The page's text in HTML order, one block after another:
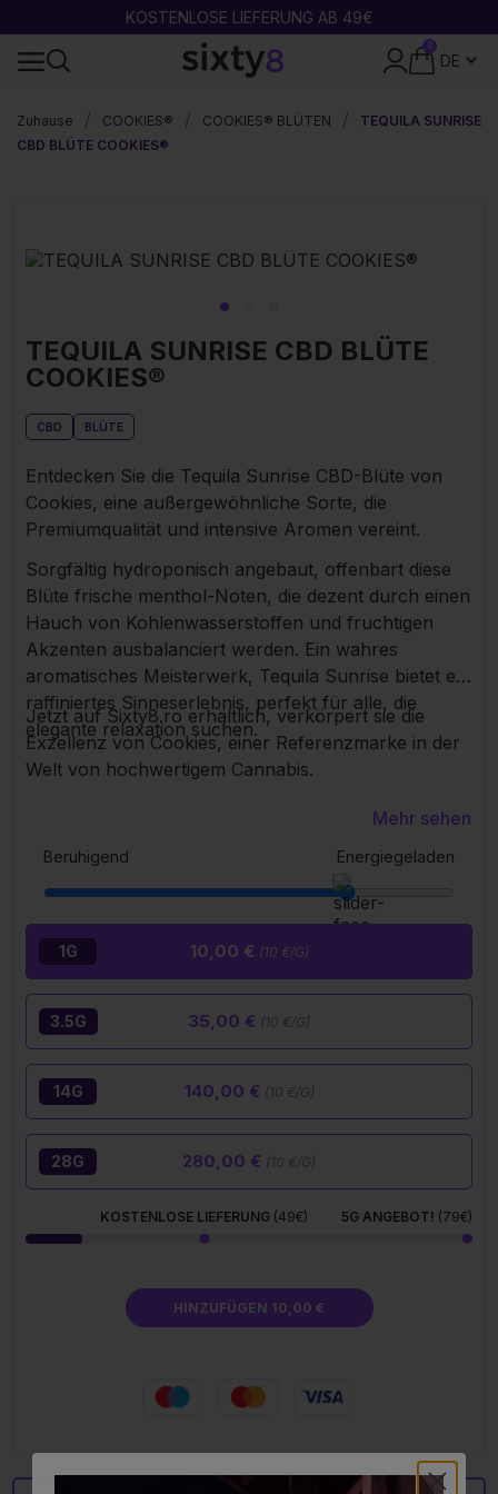
KOSTENLOSE LIEFERUNG AB 49€
0
Zuhause
COOKIES® COOKIES® BLÜTEN
TEQUILA SUNRISE
CBD BLÜTE COOKIES®
TEQUILA SUNRISE CBD BLÜTE
COOKIES®
CBD BLÜTE
Entdecken Sie die Tequila Sunrise CBD-Blüte von
Cookies, eine außergewöhnliche Sorte, die
Premiumqualität und intensive Aromen vereint.
Sorgfältig hydroponisch angebaut, offenbart diese
Blüte frische menthol-Noten, die dezent durch einen
Hauch von Kohlenwasserstoffen und fruchtigen
Akzenten ausbalanciert werden. Ein wahres
aromatisches Meisterwerk, Tequila Sunrise bietet ein
raffiniertes Sinneserlebnis, perfekt für alle, die
elegante relaxation suchen.
Jetzt auf Sixty8.ro erhältlich, verkörpert sie die
Exzellenz von Cookies, einer Referenzmarke in der
Welt von hochwertigem Cannabis.
Mehr sehen
Beruhigend Energiegeladen
1G 10,00 € (10 €/G)
3.5G 35,00 € (10 €/G)
14G 140,00 € (10 €/G)
28G 280,00 € (10 €/G)
KOSTENLOSE LIEFERUNG (49€) 5G ANGEBOT! (79€)
HINZUFÜGEN 10,00 €